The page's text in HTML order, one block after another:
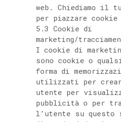
web. Chiediamo il
per piazzare
5.3 Cookie di
marketing/
I cookie di
sono cookie o
forma di
utilizzati per
utente per
pubblicità o per
l’utente su questo